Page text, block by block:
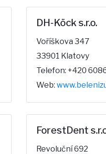
DH-Köck s.r.o.
Voříškova 347
33901 Klatovy
Telefon: +420
Web:
ForestDent
Revoluční 692